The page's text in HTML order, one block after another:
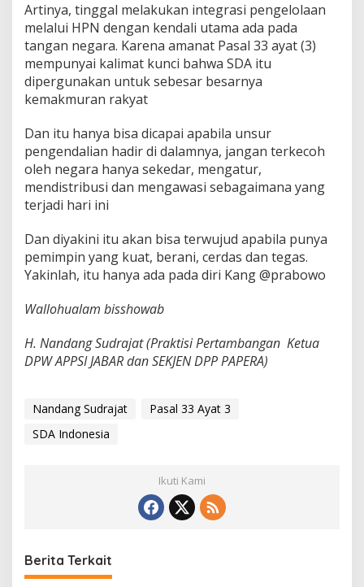
Artinya, tinggal melakukan integrasi pengelolaan
melalui HPN dengan kendali utama ada pada
tangan negara. Karena amanat Pasal 33 ayat (3)
mempunyai kalimat kunci bahwa SDA itu
dipergunakan untuk sebesar besarnya
kemakmuran rakyat
Dan itu hanya bisa dicapai apabila unsur
pengendalian hadir di dalamnya, jangan terkecoh
oleh negara hanya sekedar, mengatur,
mendistribusi dan mengawasi sebagaimana yang
terjadi hari ini
Dan diyakini itu akan bisa terwujud apabila punya
pemimpin yang kuat, berani, cerdas dan tegas.
Yakinlah, itu hanya ada pada diri Kang @prabowo
Wallohualam bisshowab
H. Nandang Sudrajat (Praktisi Pertambangan Ketua
DPW APPSI JABAR dan SEKJEN DPP PAPERA)
Nandang Sudrajat
Pasal 33 Ayat 3
SDA Indonesia
Ikuti Kami
Berita Terkait